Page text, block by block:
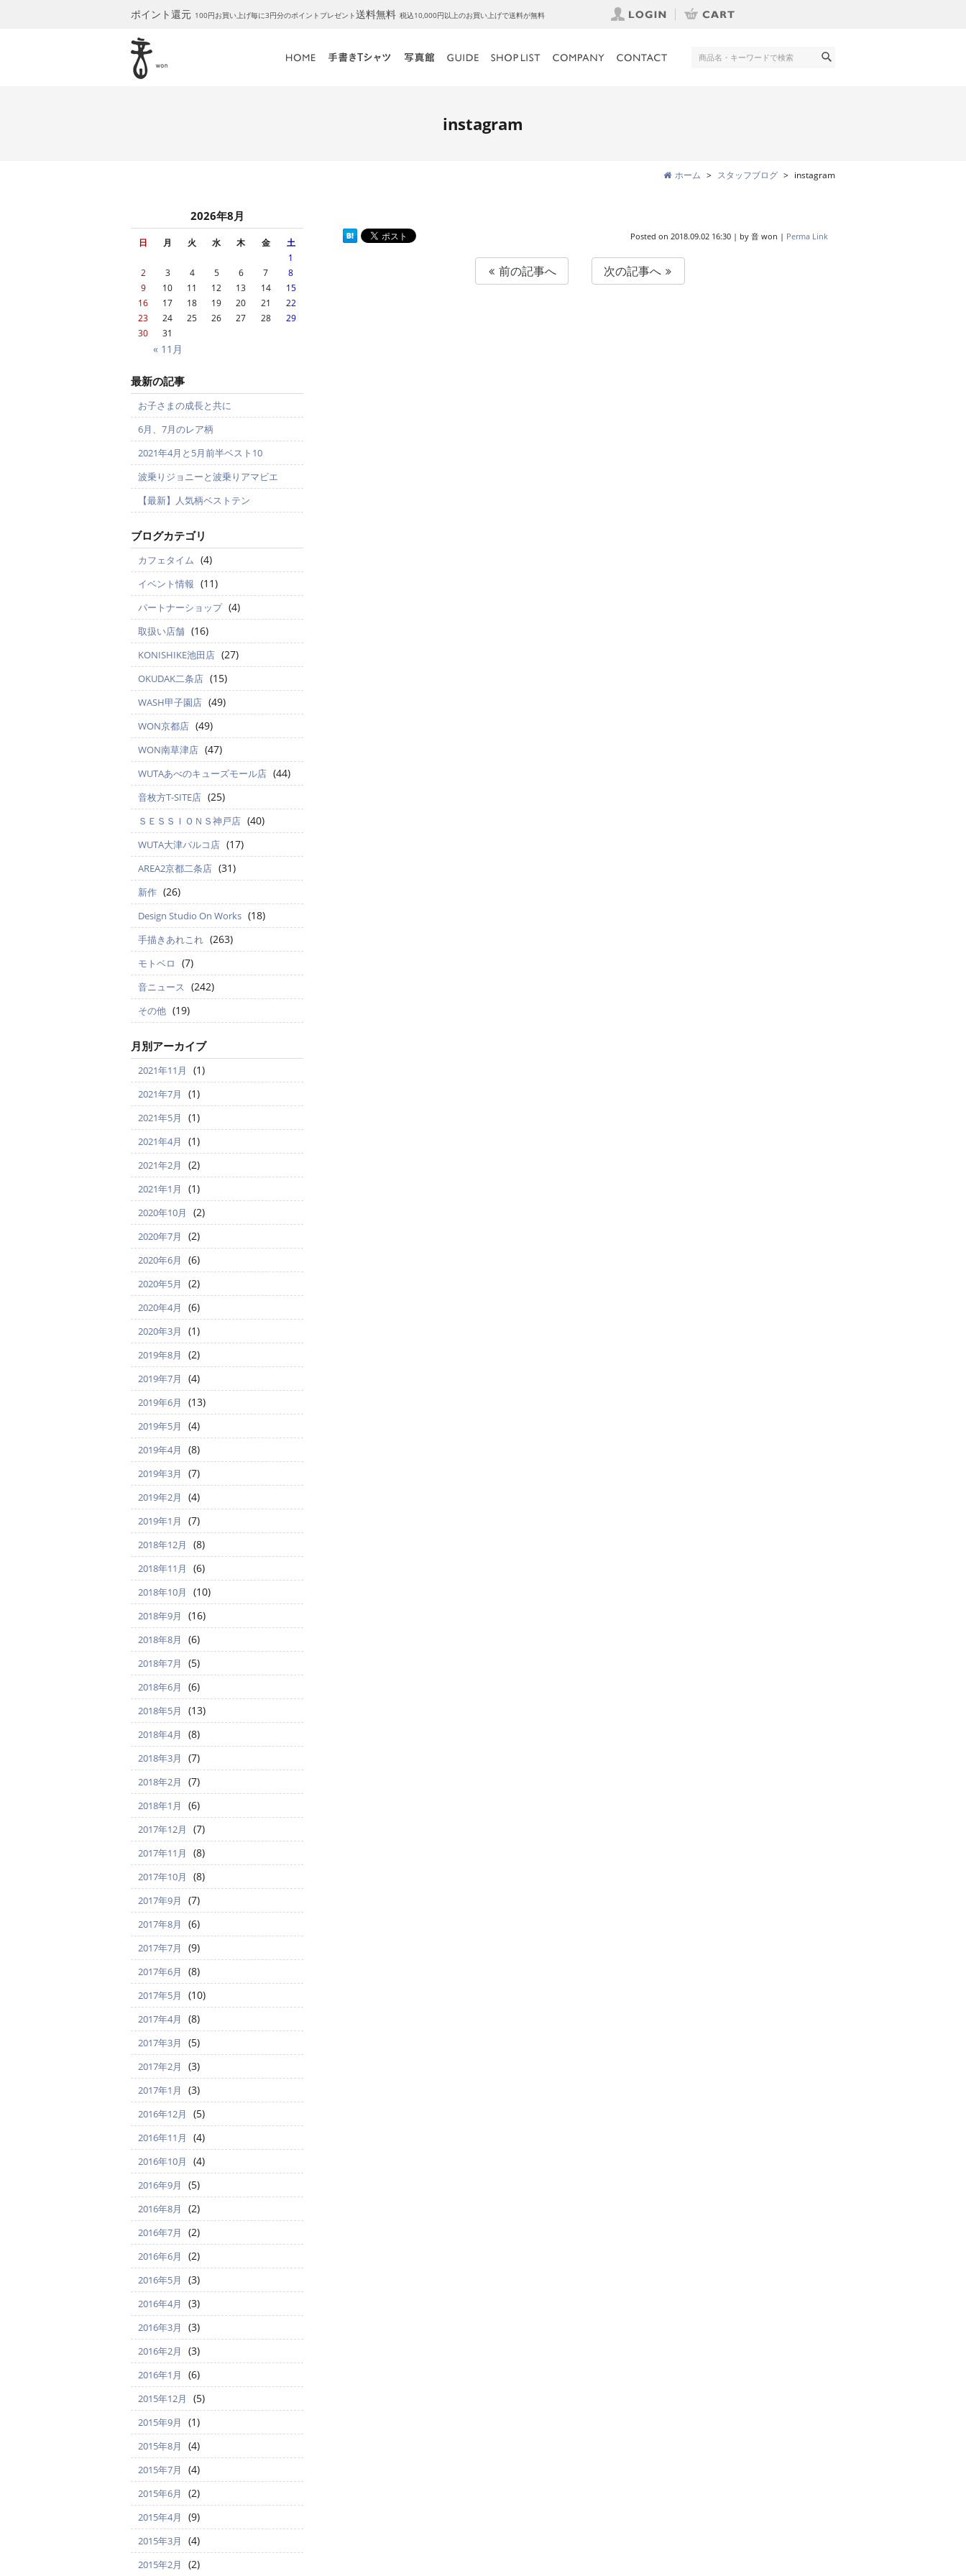
ポイント還元 100円お買い上げ毎に3円分のポイントプレゼント送料無料 税込10,000円以上のお買い上げで送料が無料
instagram
ホーム スタッフブログ instagram
Posted on 2018.09.02 16:30 | by 音 won | Perma Link
前の記事へ 次の記事へ
2026年8月
日 月 火 水 木 金 土
« 11月
1
2
3 4 5 6 7
8
9
10 11 12 13 14
15
16
17 18 19 20 21
22
23
24 25 26 27 28
29
30
31
最新の記事
お子さまの成長と共に
6月、7月のレア柄
2021年4月と5月前半ベスト10
波乗りジョニーと波乗りアマビエ
【最新】人気柄ベストテン
ブログカテゴリ
カフェタイム (4)
イベント情報 (11)
パートナーショップ (4)
取扱い店舗 (16)
KONISHIKE池田店 (27)
OKUDAK二条店 (15)
WASH甲子園店 (49)
WON京都店 (49)
WON南草津店 (47)
WUTAあべのキューズモール店 (44)
音枚方T-SITE店 (25)
ＳＥＳＳＩＯＮＳ神戸店 (40)
WUTA大津パルコ店 (17)
AREA2京都二条店 (31)
新作 (26)
Design Studio On Works (18)
手描きあれこれ (263)
モトベロ (7)
音ニュース (242)
その他 (19)
月別アーカイブ
2021年11月 (1)
2021年7月 (1)
2021年5月 (1)
2021年4月 (1)
2021年2月 (2)
2021年1月 (1)
2020年10月 (2)
2020年7月 (2)
2020年6月 (6)
2020年5月 (2)
2020年4月 (6)
2020年3月 (1)
2019年8月 (2)
2019年7月 (4)
2019年6月 (13)
2019年5月 (4)
2019年4月 (8)
2019年3月 (7)
2019年2月 (4)
2019年1月 (7)
2018年12月 (8)
2018年11月 (6)
2018年10月 (10)
2018年9月 (16)
2018年8月 (6)
2018年7月 (5)
2018年6月 (6)
2018年5月 (13)
2018年4月 (8)
2018年3月 (7)
2018年2月 (7)
2018年1月 (6)
2017年12月 (7)
2017年11月 (8)
2017年10月 (8)
2017年9月 (7)
2017年8月 (6)
2017年7月 (9)
2017年6月 (8)
2017年5月 (10)
2017年4月 (8)
2017年3月 (5)
2017年2月 (3)
2017年1月 (3)
2016年12月 (5)
2016年11月 (4)
2016年10月 (4)
2016年9月 (5)
2016年8月 (2)
2016年7月 (2)
2016年6月 (2)
2016年5月 (3)
2016年4月 (3)
2016年3月 (3)
2016年2月 (3)
2016年1月 (6)
2015年12月 (5)
2015年9月 (1)
2015年8月 (4)
2015年7月 (4)
2015年6月 (2)
2015年4月 (9)
2015年3月 (4)
2015年2月 (2)